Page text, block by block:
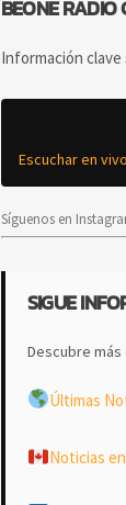
BEONE
Información clave
Escuchar en vivo
Síguenos en
SIGUE
Descubre
Últimas
Noticias